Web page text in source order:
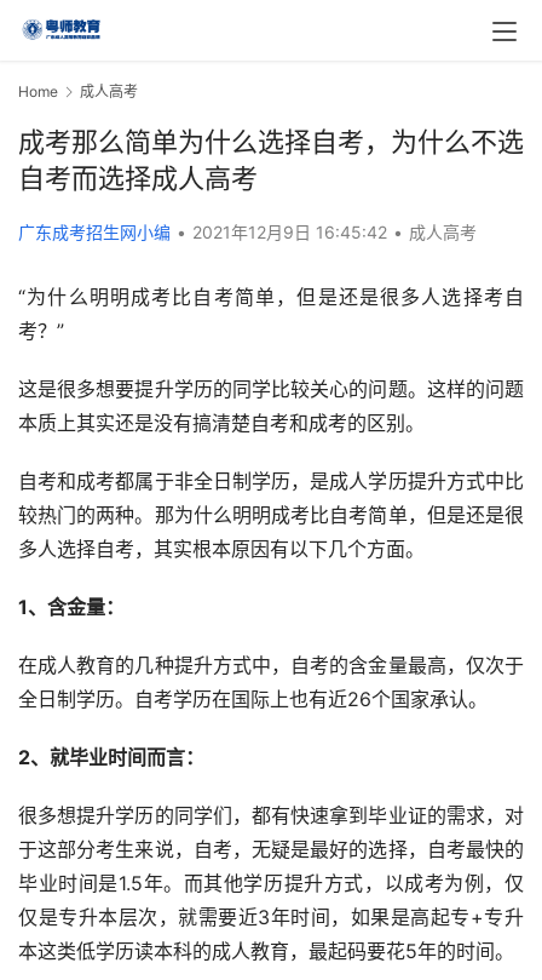
Home 成人高考
成考那么简单为什么选择自考，为什么不选
自考而选择成人高考
广东成考招生网小编 • 2021年12月9日 16:45:42 • 成人高考
“为什么明明成考比自考简单，但是还是很多人选择考自
考？”
这是很多想要提升学历的同学比较关心的问题。这样的问题
本质上其实还是没有搞清楚自考和成考的区别。
自考和成考都属于非全日制学历，是成人学历提升方式中比
较热门的两种。那为什么明明成考比自考简单，但是还是很
多人选择自考，其实根本原因有以下几个方面。
1、含金量：
在成人教育的几种提升方式中，自考的含金量最高，仅次于
全日制学历。自考学历在国际上也有近26个国家承认。
2、就毕业时间而言：
很多想提升学历的同学们，都有快速拿到毕业证的需求，对
于这部分考生来说，自考，无疑是最好的选择，自考最快的
毕业时间是1.5年。而其他学历提升方式，以成考为例，仅
仅是专升本层次，就需要近3年时间，如果是高起专+专升
本这类低学历读本科的成人教育，最起码要花5年的时间。